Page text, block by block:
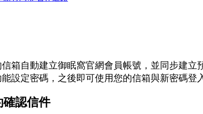
箱自動建立御眠窩官網會員帳號，並同步建立
設定密碼，之後即可使用您的信箱與新密碼登
確認信件